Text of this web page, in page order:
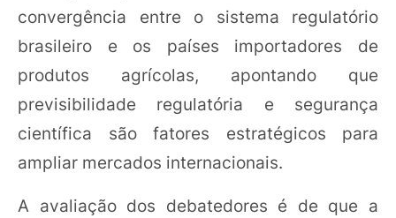
convergência entre o sistema regulatório
brasileiro e os países importadores de
produtos agrícolas, apontando que
previsibilidade regulatória e segurança
científica são fatores estratégicos para
ampliar mercados internacionais.
A avaliação dos debatedores é de que a